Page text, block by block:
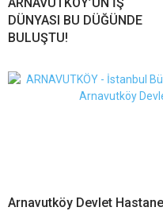
DÜNYASI BU DÜĞÜNDE
BULUŞTU!
Arnavutköy Devlet